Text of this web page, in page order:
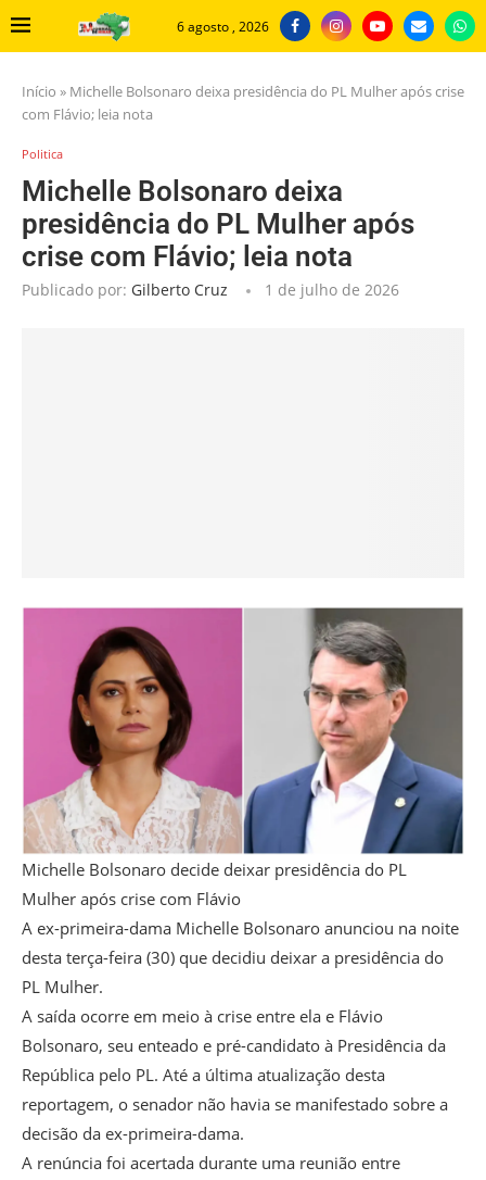
6 agosto , 2026
Início » Michelle Bolsonaro deixa presidência do PL Mulher após crise
com Flávio; leia nota
Politica
Michelle Bolsonaro deixa
presidência do PL Mulher após
crise com Flávio; leia nota
Publicado por: Gilberto Cruz 1 de julho de 2026
Michelle Bolsonaro decide deixar presidência do PL
Mulher após crise com Flávio
A ex-primeira-dama Michelle Bolsonaro anunciou na noite
desta terça-feira (30) que decidiu deixar a presidência do
PL Mulher.
A saída ocorre em meio à crise entre ela e Flávio
Bolsonaro, seu enteado e pré-candidato à Presidência da
República pelo PL. Até a última atualização desta
reportagem, o senador não havia se manifestado sobre a
decisão da ex-primeira-dama.
A renúncia foi acertada durante uma reunião entre